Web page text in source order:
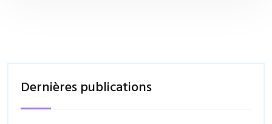
Dernières publications